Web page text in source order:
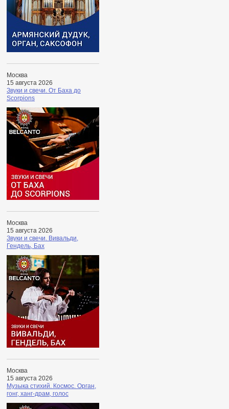
Москва
15 августа 2026
Звуки и свечи. От Баха до
Scorpions
Москва
15 августа 2026
Звуки и свечи. Вивальди,
Гендель, Бах
Москва
15 августа 2026
Музыка стихий. Космос. Орган,
гонг, ханг-драм, голос